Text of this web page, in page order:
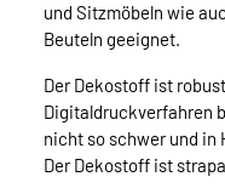
und Sitzmöbeln wie
Beuteln geeignet.
Der Dekostoff ist
Digitaldruckverfahren
nicht so schwer und in
Der Dekostoff ist